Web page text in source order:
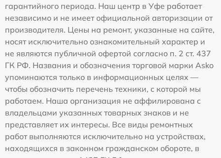
гарантийного периода. Наш центр в Уфе работает
независимо и не имеет официальной авторизации от
производителя. Цены на ремонт, указанные на сайте,
носят исключительно ознакомительный характер и
не являются публичной офертой согласно п. 2 ст. 437
ГК РФ. Названия и обозначения торговой марки Asko
упоминаются только в информационных целях —
чтобы обозначить перечень техники, с которой мы
работаем. Наша организация не аффилирована с
владельцами указанных товарных знаков и не
представляет их интересы. Все виды ремонтных
работ выполняются исключительно на устройствах,
находящихся в законном гражданском обороте, в